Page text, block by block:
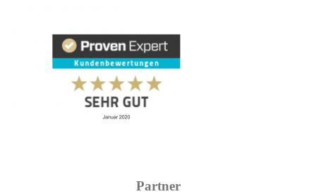
Partner